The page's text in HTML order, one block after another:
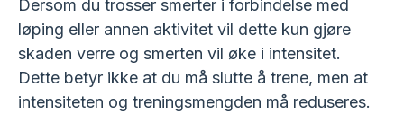
Dersom du trosser smerter i forbindelse med
løping eller annen aktivitet vil dette kun gjøre
skaden verre og smerten vil øke i intensitet.
Dette betyr ikke at du må slutte å trene, men at
intensiteten og treningsmengden må reduseres.